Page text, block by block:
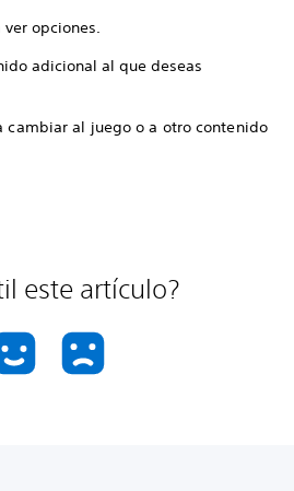
ver opciones.
adicional al que deseas
cambiar al juego o a otro contenido
este artículo?